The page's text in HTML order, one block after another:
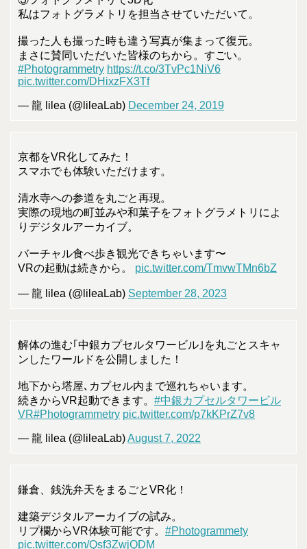
私はフォトグラメトリを担当させていただいて。
撮った人も撮った時も違う写真が集まって復元。
まさに賛同いただいた皆様のちから。すごい。
#Photogrammetry https://t.co/3TvPc1NiV6
pic.twitter.com/DHixzFX3Tf
— 龍 lilea (@lileaLab) December 24, 2019
京都をVR化してみた！
スマホでも体験いただけます。
清水寺への参道を丸ごと再現。
実際の現地の町並みや和菓子をフォトグラメトリによ
りデジタルアーカイブ。
バーチャル食べ歩き観光できちゃいます〜
VRの起動は続きから。 pic.twitter.com/TmvwTMn6bZ
— 龍 lilea (@lileaLab) September 28, 2023
解体の進む｢中銀カプセルタワービル｣を丸ごとスキャ
ンしたワールドを公開しました！
地下から塔屋､カプセル内まで巡れちゃいます。
続きからVR起動できます。 #中銀カプセルタワービル
VR#Photogrammetry pic.twitter.com/p7kKPrZ7v8
— 龍 lilea (@lileaLab)August 7, 2022
鎌倉、銭洗弁天をまるごとVR化！
建築デジタルアーカイブの試み。
リプ欄からVR体験可能です。 #Photogrammety
pic.twitter.com/Qsf3ZwjQDM